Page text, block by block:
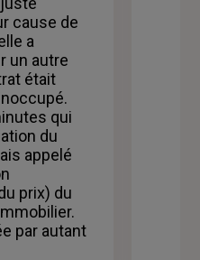
cause de
a
un autre
était
qui
du
appelé
prix) du
par autant